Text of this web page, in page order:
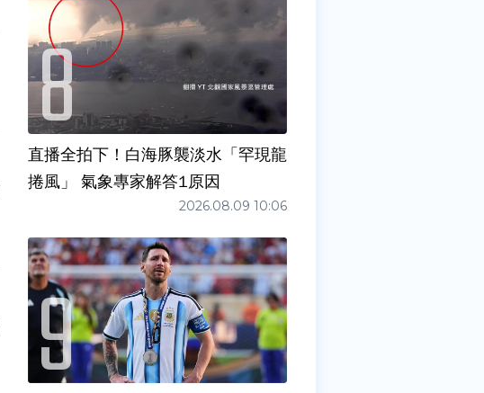
直播全拍下！白海豚襲淡水「罕現龍
捲風」 氣象專家解答1原因
2026.08.09 10:06